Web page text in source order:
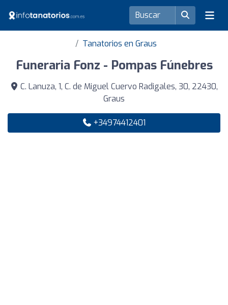
Tanatorios en Graus
Funeraria Fonz - Pompas Fúnebres
C. Lanuza, 1, C. de Miguel Cuervo Radigales, 30, 22430,
Graus
+34974412401